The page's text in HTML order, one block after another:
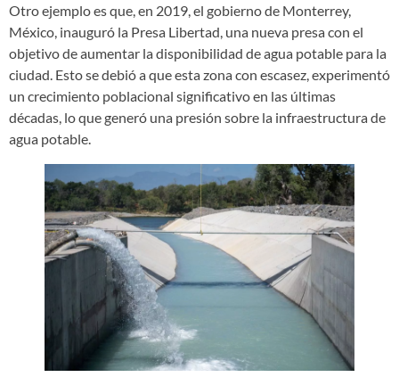
Otro ejemplo es que, en 2019, el gobierno de Monterrey,
México, inauguró la Presa Libertad, una nueva presa con el
objetivo de aumentar la disponibilidad de agua potable para la
ciudad. Esto se debió a que esta zona con escasez, experimentó
un crecimiento poblacional significativo en las últimas
décadas, lo que generó una presión sobre la infraestructura de
agua potable.